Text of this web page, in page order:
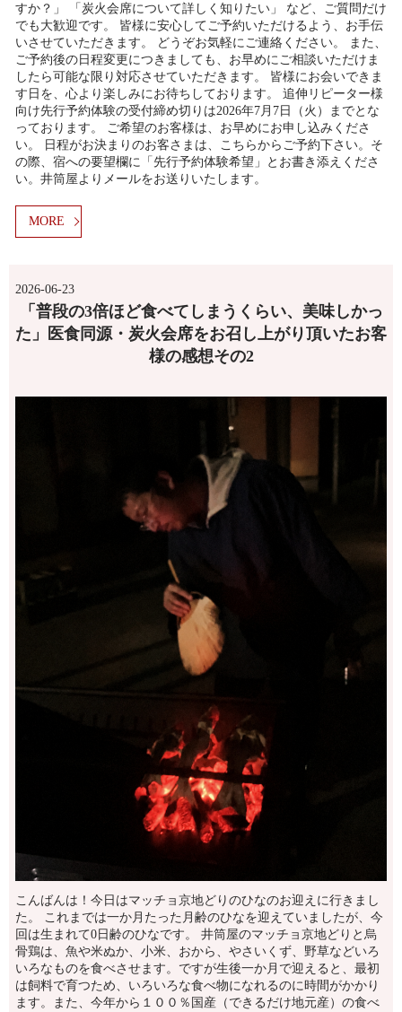
すか？」 「炭火会席について詳しく知りたい」 など、ご質問だけ
でも大歓迎です。 皆様に安心してご予約いただけるよう、お手伝
いさせていただきます。 どうぞお気軽にご連絡ください。 また、
ご予約後の日程変更につきましても、お早めにご相談いただけま
したら可能な限り対応させていただきます。 皆様にお会いできま
す日を、心より楽しみにお待ちしております。 追伸リピーター様
向け先行予約体験の受付締め切りは2026年7月7日（火）までとな
っております。 ご希望のお客様は、お早めにお申し込みくださ
い。 日程がお決まりのお客さまは、こちらからご予約下さい。そ
の際、宿への要望欄に「先行予約体験希望」とお書き添えくださ
い。井筒屋よりメールをお送りいたします。
MORE
2026-06-23
「普段の3倍ほど食べてしまうくらい、美味しかっ
た」医食同源・炭火会席をお召し上がり頂いたお客
様の感想その2
こんばんは！今日はマッチョ京地どりのひなのお迎えに行きまし
た。 これまでは一か月たった月齢のひなを迎えていましたが、今
回は生まれて0日齢のひなです。 井筒屋のマッチョ京地どりと烏
骨鶏は、魚や米ぬか、小米、おから、やさいくず、野草などいろ
いろなものを食べさせます。ですが生後一か月で迎えると、最初
は飼料で育つため、いろいろな食べ物になれるのに時間がかかり
ます。また、今年から１００％国産（できるだけ地元産）の食べ